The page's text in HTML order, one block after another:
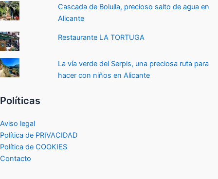
Cascada de Bolulla, precioso salto de agua en
Alicante
Restaurante LA TORTUGA
La vía verde del Serpis, una preciosa ruta para
hacer con niños en Alicante
Políticas
Aviso legal
Política de PRIVACIDAD
Política de COOKIES
Contacto